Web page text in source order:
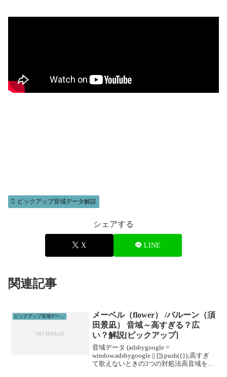
ピックアップ音域データ解説
シェアする
X LINE
関連記事
ピックアップ音域データ解説
メーベル（flower） /バルーン（須
田景凪） 音域～高すぎる？広
い？解説[ピックアップ]
音域データ (adsbygoogle =
window.adsbygoogle || []).push({});高すぎ
て歌えないときの3つの対処法高音域を広